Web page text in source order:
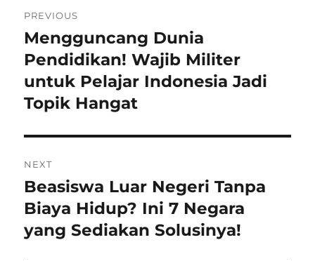
navigation
PREVIOUS
Previous
post:
Mengguncang Dunia
Pendidikan! Wajib Militer
untuk Pelajar Indonesia Jadi
Topik Hangat
NEXT
Next
post:
Beasiswa Luar Negeri Tanpa
Biaya Hidup? Ini 7 Negara
yang Sediakan Solusinya!